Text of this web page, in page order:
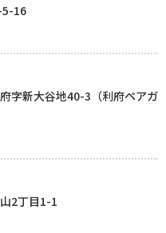
5-16
字新大谷地40-3（利府ペアガ
2丁目1-1